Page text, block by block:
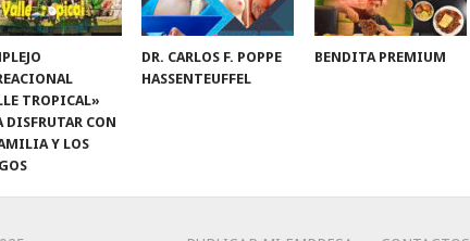
TROPICAL»
DISFRUTAR CON
Y LOS
DR. CARLOS F. POPPE
HASSENTEUFFEL
BENDITA PREMIUM